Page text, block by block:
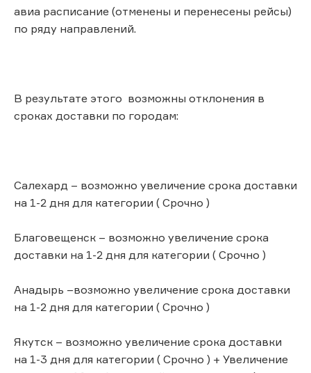
авиа расписание (отменены и перенесены рейсы)
по ряду направлений.
В результате этого возможны отклонения в
сроках доставки по городам:
Салехард – возможно увеличение срока доставки
на 1-2 дня для категории ( Срочно )
Благовещенск – возможно увеличение срока
доставки на 1-2 дня для категории ( Срочно )
Анадырь –возможно увеличение срока доставки
на 1-2 дня для категории ( Срочно )
Якутск – возможно увеличение срока доставки
на 1-3 дня для категории ( Срочно ) + Увеличение